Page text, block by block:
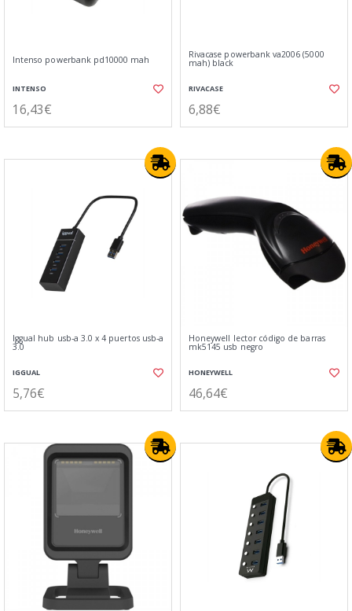
Intenso powerbank pd10000 mah
INTENSO
16,43€
Rivacase powerbank va2006 (5000
mah) black
RIVACASE
6,88€
Iggual hub usb-a 3.0 x 4 puertos usb-a
3.0
IGGUAL
5,76€
Honeywell lector código de barras
mk5145 usb negro
HONEYWELL
46,64€